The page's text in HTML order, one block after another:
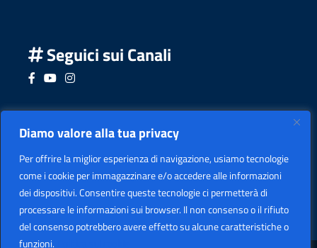
Diamo valore alla tua privacy
Per offrire la miglior esperienza di navigazione, usiamo tecnologie
come i cookie per immagazzinare e/o accedere alle informazioni
dei dispositivi. Consentire queste tecnologie ci permetterà di
processare le informazioni sui browser. Il non consenso o il rifiuto
del consenso potrebbero avere effetto su alcune caratteristiche o
funzioni.
Seguici sui Canali
Seguici su Facebook
Seguici su YouTube
Seguici su Instagram